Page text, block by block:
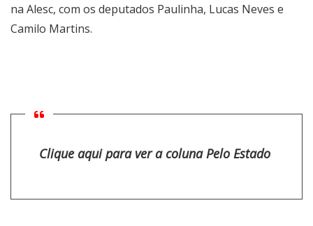
na Alesc, com os deputados Paulinha, Lucas Neves e
Camilo Martins.
Clique aqui para ver a coluna Pelo Estado